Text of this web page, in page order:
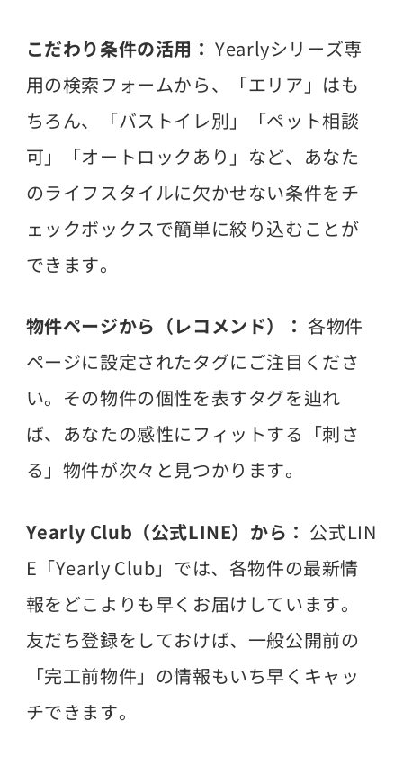
こだわり条件の活用： Yearlyシリーズ専
用の検索フォームから、「エリア」はも
ちろん、「バストイレ別」「ペット相談
可」「オートロックあり」など、あなた
のライフスタイルに欠かせない条件をチ
ェックボックスで簡単に絞り込むことが
できます。
物件ページから（レコメンド）： 各物件
ページに設定されたタグにご注目くださ
い。その物件の個性を表すタグを辿れ
ば、あなたの感性にフィットする「刺さ
る」物件が次々と見つかります。
Yearly Club（公式LINE）から： 公式LIN
E「Yearly Club」では、各物件の最新情
報をどこよりも早くお届けしています。
友だち登録をしておけば、一般公開前の
「完工前物件」の情報もいち早くキャッ
チできます。